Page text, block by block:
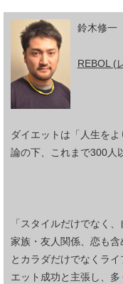
鈴木修一
REBOL (
ダイエットは「人生を
論の下、これまで300人
「スタイルだけでなく
家族・友人関係、恋も含
とカラダだけでなくラ
エット成功と主張し、